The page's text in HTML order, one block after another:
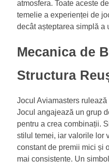
atmosfera. Toate aceste
temelie a experienței de
decât așteptarea simplă a
Mecanica de
Structura
Jocul Aviamasters
Jocul angajează un grup
pentru a crea combinații.
stilul temei, iar valorile lor
constant de premii mici și
mai consistente. Un